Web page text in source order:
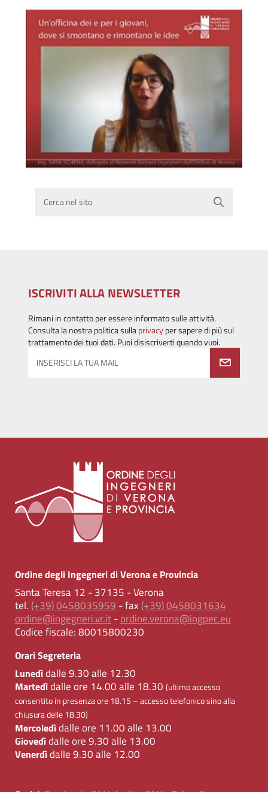
Cerca nel sito
ISCRIVITI ALLA NEWSLETTER
Rimani in contatto per essere informato sulle attività.
Consulta la nostra politica sullaprivacyper sapere di più sul
trattamento dei tuoi dati. Puoi disiscriverti quando vuoi.
INSERISCI LA TUA MAIL
Ordine degli Ingegneri di Verona e Provincia
Santa Teresa 12 - 37135 - Verona
tel. (+39) 0458035959 - fax (+39) 0458031634
ordine@ingegneri.vr.it-ordine.verona@ingpec.eu
Codice fiscale:80015800230
Orari Segreteria
Lunedìdalle 9.30 alle 12.30
Martedìdalle ore 14.00 alle 18.30 (ultimo accesso
consentito in presenza ore 18.15 – accesso telefonico sino alla
chiusura delle 18.30)
Mercoledìdalle ore 11.00 alle 13.00
Giovedìdalle ore 9.30 alle 13.00
Venerdìdalle 9.30 alle 12.00